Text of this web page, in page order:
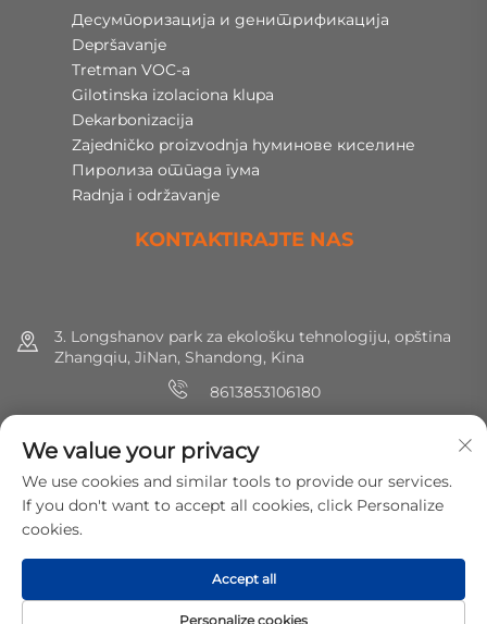
Десумпоризација и денитрификација
Depršavanje
Tretman VOC-a
Gilotinska izolaciona klupa
Dekarbonizacija
Zajedničko proizvodnja hуминове киселине
Пиролиза отпада гума
Radnja i održavanje
KONTAKTIRAJTE NAS
3. Longshanov park za ekološku tehnologiju, opština
Zhangqiu, JiNan, Shandong, Kina
8613853106180
[email protected]
Technology Co., Ltd. Sva prava zadržana.
We value your privacy
We use cookies and similar tools to provide our services.
If you don't want to accept all cookies, click Personalize
cookies.
Personalize cookies
Accept all